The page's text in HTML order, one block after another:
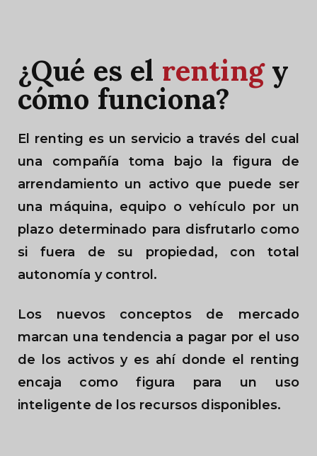
¿Qué es el rentingy
cómo funciona?
El renting es un servicio a través del cual
una compañía toma bajo la figura de
arrendamiento un activo que puede ser
una máquina, equipo o vehículo por un
plazo determinado para disfrutarlo como
si fuera de su propiedad, con total
autonomía y control.
Los nuevos conceptos de mercado
marcan una tendencia a pagar por el uso
de los activos y es ahí donde el renting
encaja como figura para un uso
inteligente de los recursos disponibles.